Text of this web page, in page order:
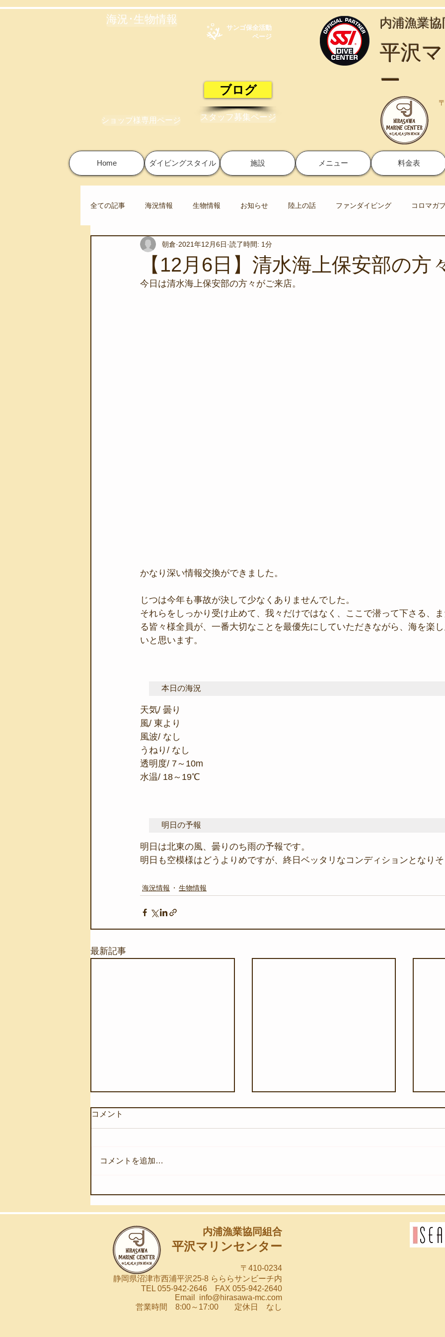
海況･生物情報
サンゴ保全活動​
ページ
ブログ
ショップ様専用ページ スタッフ募集ページ
内浦漁業
平沢
ー
Home ダイビングスタイル 施設 メニュー 料金表
全ての記事 海況情報 生物情報 お知らせ 陸上の話 ファンダイビング コロマガ
スノーケリングツアー 自然環境保全 ワカメの養殖
伊豆半島ジオパーク サンゴの保全活動
【12月6日】清水海上保安部の方
朝倉 2021年12月6日 読了時間: 1分
今日は清水海上保安部の方々がご来店。
かなり深い情報交換ができました。
じつは今年も事故が決して少なくありませんでした。
それらをしっかり受け止めて、我々だけではなく、ここで潜って下さる、
る皆々様全員が、一番大切なことを最優先にしていただきながら、海を楽
いと思います。
本日の海況
天気/ 曇り
風/ 東より
風波/ なし
うねり/ なし
透明度/ 7～10m
水温/ 18～19℃
明日の予報
明日は北東の風、曇りのち雨の予報です。
明日も空模様はどうよりめですが、終日ベッタリなコンディションとなり
海況情報 生物情報
最新記事
コメント
コメントを追加…
内浦漁業協同組合
平沢マリンセンター
〒410-0234
静岡県沼津市西浦平沢25-8 らららサンビーチ内
TEL 055-942-2646 FAX 055-942-2640
Email info@hirasawa-mc.com
営業時間 8:00～17:00 定休日 なし